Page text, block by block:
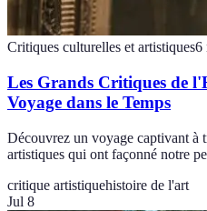
Critiques culturelles et artistiques6
Les Grands Critiques de
Voyage dans le Temps
Découvrez un voyage captivant à
artistiques qui ont façonné notre
critique artistiquehistoire de l'art
Jul 8